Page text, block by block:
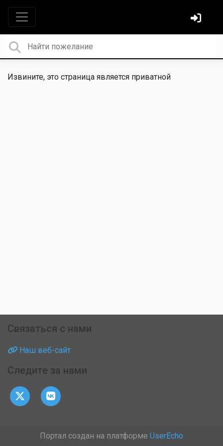
Извините, это страница является приватной
Связаться с нами
Наш веб-сайт
Следите за нами
Портал создан на платформе UserEcho